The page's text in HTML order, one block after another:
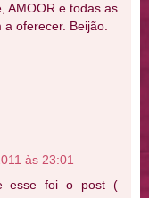
AMOOR e todas as
oferecer. Beijão.
às 23:01
esse foi o post (